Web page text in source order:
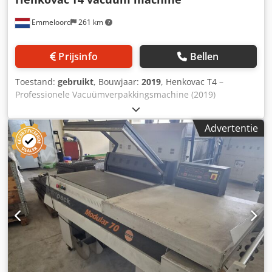
prestaties, zelfs na tientallen jaren gebruik. -
overzichtelijk interface voor efficiënte workflow in
industriële keukens. Technische Specificaties: - Fabrikant:
1997 - Machinecategorie: Industriële vacuümverpakkings-
en sealmachine - Toepassingen: Voedselverwerking,
commerciële verpakking, houdbaarheidsverlenging Of het
nu gaat om grootvolume productielijnen of specialistische
voedselverwerkingstoepassingen, de H 1000 levert
professionele vacuüm sealing prestaties, gecombineerd
met duurzaamheid, hygiëne en betrouwbaarheid. *
Fabrikant: Henkovac * Model: H 1000
Emmeloord 261 km
Prijsinfo Bellen
Toestand: gebruikt, Bouwjaar: 2019, Henkovac T4 –
Professionele Vacuümverpakkingsmachine (2019)
Betrouwbare vacuümprestaties met een robuuste
bouwkwaliteit voor toepassingen in de
voedingsmiddelenindustrie. De Henkovac T4 is een
compacte maar krachtige tafelmodel
vacuümverpakkingsmachine, ontworpen voor
professionele voedselverwerkers, restaurants, slagerijen
en commerciële keukens. Dankzij de hoogwaardige
vacuümpomp en intuïtieve bediening levert de T4
constante vacuümsealing voor een breed scala aan
producten. Technische Specificaties - Model: Henkovac T4
(Tafelmodel) - Bouwjaar: 2019 (ontwerp uit deze periode) -
Vacuümpompcapaciteit: 16 m³/uur – betrouwbare
capaciteit voor middelzware verpakkingsprocessen -
Advertentie